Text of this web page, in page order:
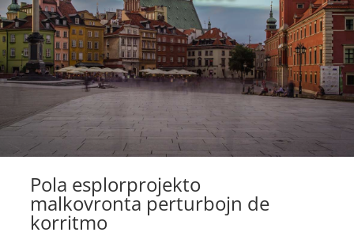
Pola esplorprojekto
malkovronta perturbojn de
korritmo